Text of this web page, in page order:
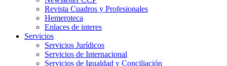
Revista Cuadros y Profesionales
Hemeroteca
Enlaces de interes
Servicios
Servicios Jurídicos
Servicios de Internacional
Servicios de Igualdad y Conciliación